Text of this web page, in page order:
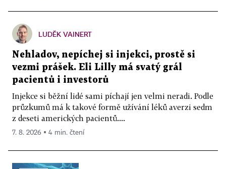
LUDĚK VAINERT
Nehladov, nepíchej si injekci, prostě si
vezmi prášek. Eli Lilly má svatý grál
pacientů i investorů
Injekce si běžní lidé sami píchají jen velmi neradi. Podle
průzkumů má k takové formě užívání léků averzi sedm
z deseti amerických pacientů....
7. 8. 2026 ▪ 4 min. čtení